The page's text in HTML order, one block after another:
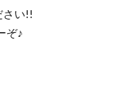
さい!!
ぞ♪